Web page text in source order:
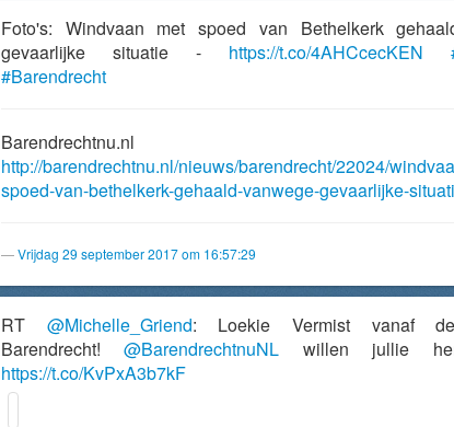
Foto's: Windvaan met spoed van Bethelkerk
gevaarlijke situatie - https://t.co/4AHCcecKEN
#Barendrecht
Barendrechtnu.nl
http://barendrechtnu.nl/nieuws/barendrecht/22024/
spoed-van-bethelkerk-gehaald-vanwege-gevaarlijke-situati
Vrijdag 29 september 2017 om 16:57:29
RT @Michelle_Griend: Loekie Vermist vanaf
Barendrecht!@BarendrechtnuNL willen jullie
https://t.co/KvPxA3b7kF